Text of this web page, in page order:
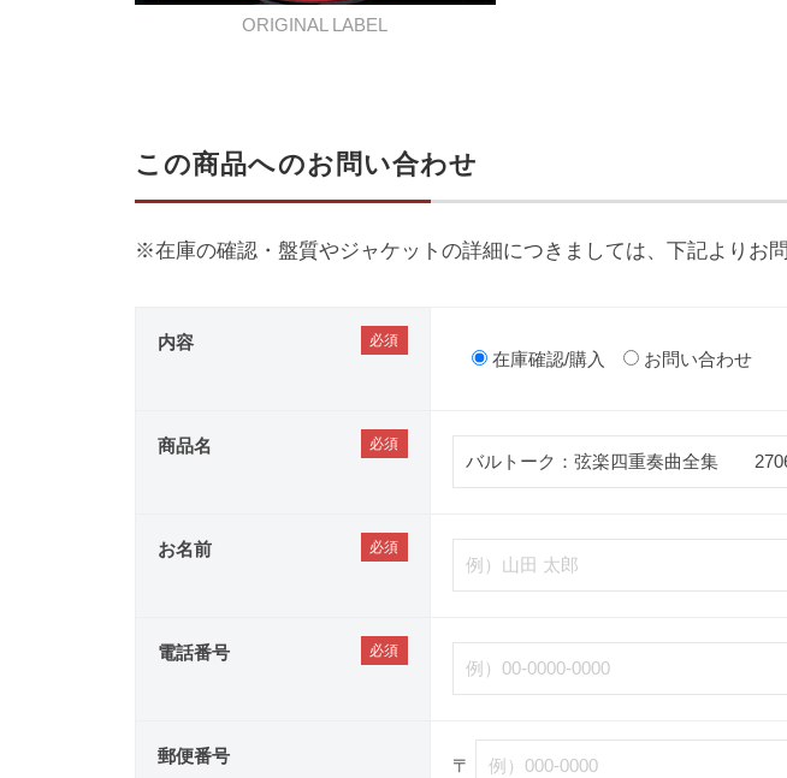
ORIGINAL LABEL
この商品へのお問い合わせ
※在庫の確認・盤質やジャケットの詳細につきましては、下記よりお問
内容
在庫確認/購入
お問い合わせ
商品名
お名前
電話番号
郵便番号 〒